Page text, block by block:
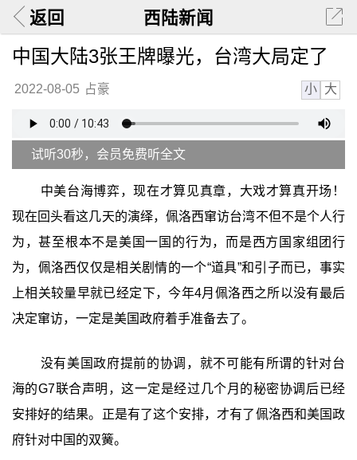
返回 西陆新闻
中国大陆3张王牌曝光，台湾大局定了
2022-08-05 占豪 小 大
试听30秒，会员免费听全文
中美台海博弈，现在才算见真章，大戏才算真开场！
现在回头看这几天的演绎，佩洛西窜访台湾不但不是个人行
为，甚至根本不是美国一国的行为，而是西方国家组团行
为，佩洛西仅仅是相关剧情的一个“道具”和引子而已，事实
上相关较量早就已经定下，今年4月佩洛西之所以没有最后
决定窜访，一定是美国政府着手准备去了。
没有美国政府提前的协调，就不可能有所谓的针对台
海的G7联合声明，这一定是经过几个月的秘密协调后已经
安排好的结果。正是有了这个安排，才有了佩洛西和美国政
府针对中国的双簧。